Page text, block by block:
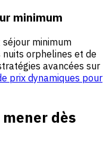
minimum
minimum
orphelines et de
avancées sur
prix dynamiques pour
dès